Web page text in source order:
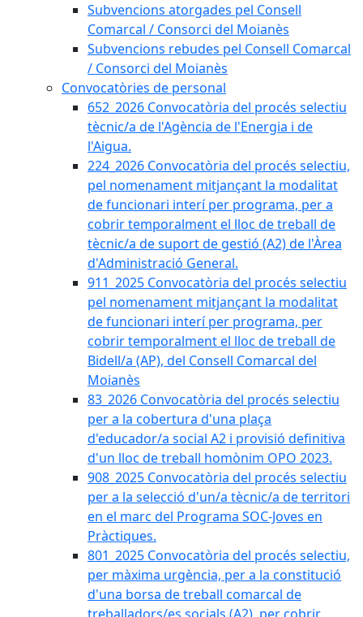
Subvencions atorgades pel Consell
Comarcal / Consorci del Moianès
Subvencions rebudes pel Consell Comarcal
/ Consorci del Moianès
Convocatòries de personal
652_2026 Convocatòria del procés selectiu
tècnic/a de l'Agència de l'Energia i de
l'Aigua.
224_2026 Convocatòria del procés selectiu,
pel nomenament mitjançant la modalitat
de funcionari interí per programa, per a
cobrir temporalment el lloc de treball de
tècnic/a de suport de gestió (A2) de l'Àrea
d'Administració General.
911_2025 Convocatòria del procés selectiu
pel nomenament mitjançant la modalitat
de funcionari interí per programa, per
cobrir temporalment el lloc de treball de
Bidell/a (AP), del Consell Comarcal del
Moianès
83_2026 Convocatòria del procés selectiu
per a la cobertura d'una plaça
d'educador/a social A2 i provisió definitiva
d'un lloc de treball homònim OPO 2023.
908_2025 Convocatòria del procés selectiu
per a la selecció d'un/a tècnic/a de territori
en el marc del Programa SOC-Joves en
Pràctiques.
801_2025 Convocatòria del procés selectiu,
per màxima urgència, per a la constitució
d'una borsa de treball comarcal de